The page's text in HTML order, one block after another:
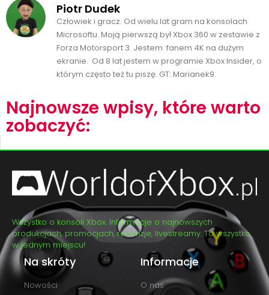
Piotr Dudek
Człowiek i gracz. Od wielu lat gram na konsolach
Microsoftu. Moją pierwszą był Xbox 360 w zestawie z
Forza Motorsport 3. Jestem fanem 4K na dużym
ekranie. Od 8 lat jestem w programie Xbox Insider, o
którym często też tu piszę. GT: Marianek9.
Najnowsze wpisy, które warto
zobaczyć:
Wszystko o konsoli Xbox. Informacje o najnowszych
produkcjach, promocjach, recenzje, livestreamy. To wszystko
w jednym miejscu!
Na skróty
Nowości
Informacje
O nas